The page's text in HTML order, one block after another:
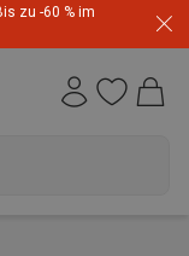
zu -60 % im